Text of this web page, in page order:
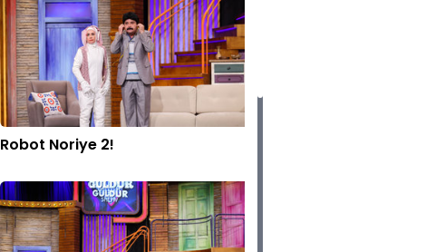
Robot Noriye 2!